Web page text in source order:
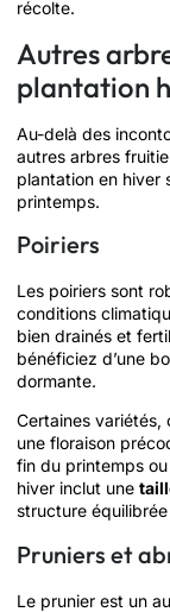
récolte.
Autres
plantation
Au-delà des
autres arbres
plantation en hiver
printemps.
Poiriers
Les poiriers sont
conditions
bien drainés et
bénéficiez d’une
dormante.
Certaines variétés,
une floraison
fin du printemps ou
hiver inclut une
structure
Pruniers et
Le prunier est un